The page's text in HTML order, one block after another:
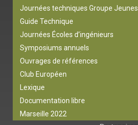
Journées techniques Groupe Jeunes
Guide Technique
Journées Écoles d’ingénieurs
Symposiums annuels
Ouvrages de références
Club Européen
Lexique
Documentation libre
Marseille 2022